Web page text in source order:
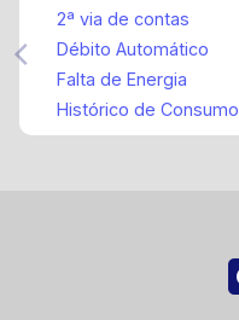
2ª via de contas
Débito Automático
Falta de Energia
Histórico de Consumo